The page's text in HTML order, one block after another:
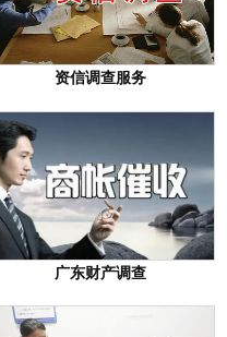
资信调查服务
广东财产调查